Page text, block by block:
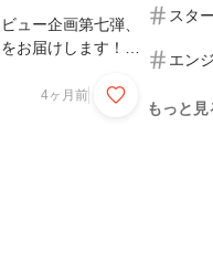
ュー企画第七弾、
お届けします！た
けますと幸いで
に入社しコンサル
4ヶ月前
スタ
エン
もっと見